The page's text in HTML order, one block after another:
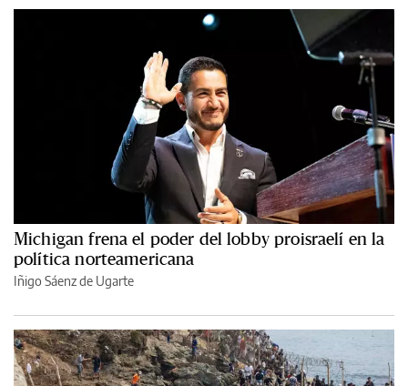
Michigan frena el poder del lobby proisraelí en la
política norteamericana
Iñigo Sáenz de Ugarte